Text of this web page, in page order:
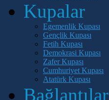
Kupalar
Egemenlik Kupası
Gençlik Kupası
Fetih Kupası
Demokrasi Kupası
Zafer Kupası
Cumhuriyet Kupası
Atatürk Kupası
Bağlantılar